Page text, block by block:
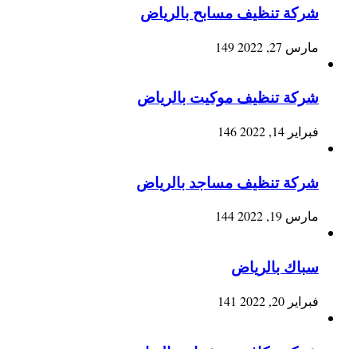
شركة تنظيف مسابح بالرياض
مارس 27, 2022 149
شركة تنظيف موكيت بالرياض
فبراير 14, 2022 146
شركة تنظيف مساجد بالرياض
مارس 19, 2022 144
سباك بالرياض
فبراير 20, 2022 141